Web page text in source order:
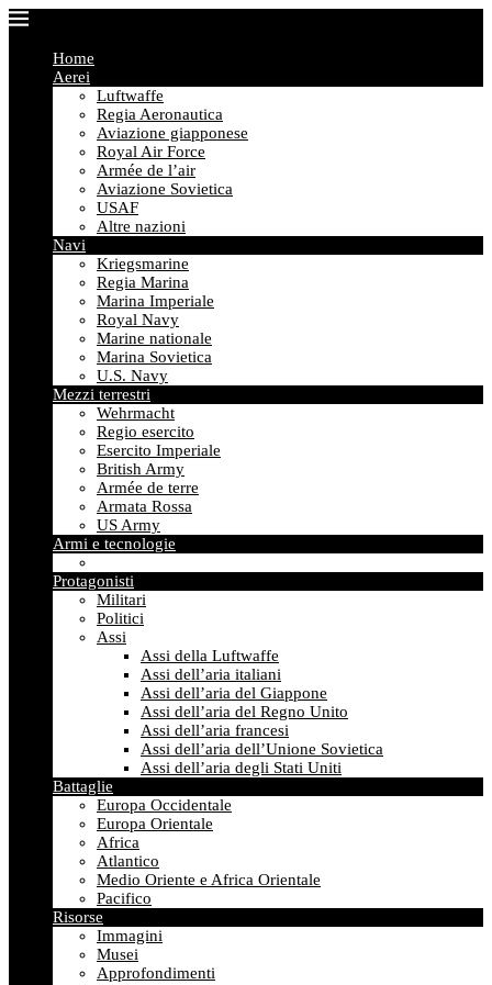
Home
Aerei
Luftwaffe
Regia Aeronautica
Aviazione giapponese
Royal Air Force
Armée de l’air
Aviazione Sovietica
USAF
Altre nazioni
Navi
Kriegsmarine
Regia Marina
Marina Imperiale
Royal Navy
Marine nationale
Marina Sovietica
U.S. Navy
Mezzi terrestri
Wehrmacht
Regio esercito
Esercito Imperiale
British Army
Armée de terre
Armata Rossa
US Army
Armi e tecnologie
Protagonisti
Militari
Politici
Assi
Assi della Luftwaffe
Assi dell’aria italiani
Assi dell’aria del Giappone
Assi dell’aria del Regno Unito
Assi dell’aria francesi
Assi dell’aria dell’Unione Sovietica
Assi dell’aria degli Stati Uniti
Battaglie
Europa Occidentale
Europa Orientale
Africa
Atlantico
Medio Oriente e Africa Orientale
Pacifico
Risorse
Immagini
Musei
Approfondimenti